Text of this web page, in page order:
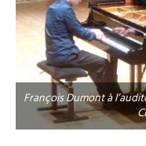
François Dumont à